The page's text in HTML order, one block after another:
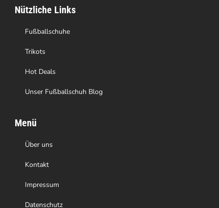
der
Produktseite
gewählt
werden
Nützliche Links
Fußballschuhe
Trikots
Hot Deals
Unser Fußballschuh Blog
Menü
Über uns
Kontakt
Impressum
Datenschutz